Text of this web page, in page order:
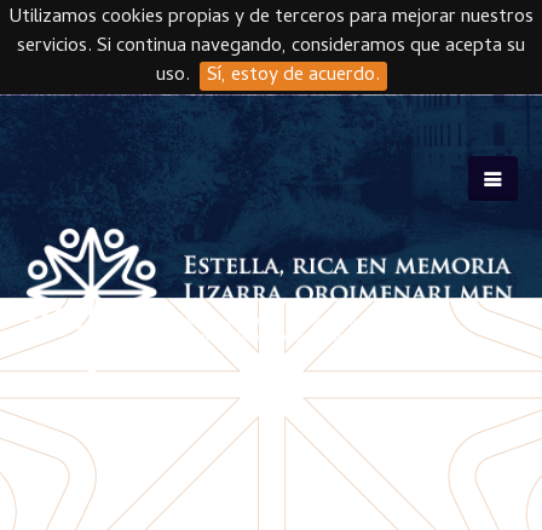
Utilizamos cookies propias y de terceros para mejorar nuestros
servicios. Si continua navegando, consideramos que acepta su
uso. Sí, estoy de acuerdo.
Skip to main content